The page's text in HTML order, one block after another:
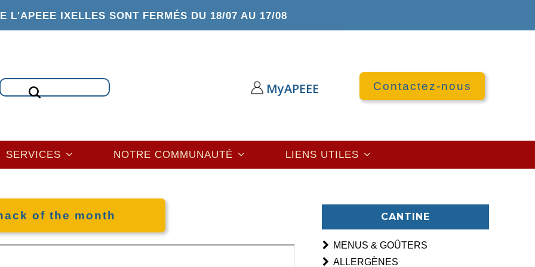
L'APEEE IXELLES SONT FERMÉS DU 18/07 AU 17/08
Rechercher MyAPEEE Contactez-nous
SERVICES NOTRE COMMUNAUTÉ LIENS UTILES
of the month CANTINE
MENUS & GOÛTERS
ALLERGÈNES